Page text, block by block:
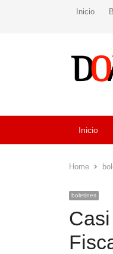
Inicio
Inicio
Home
boletines